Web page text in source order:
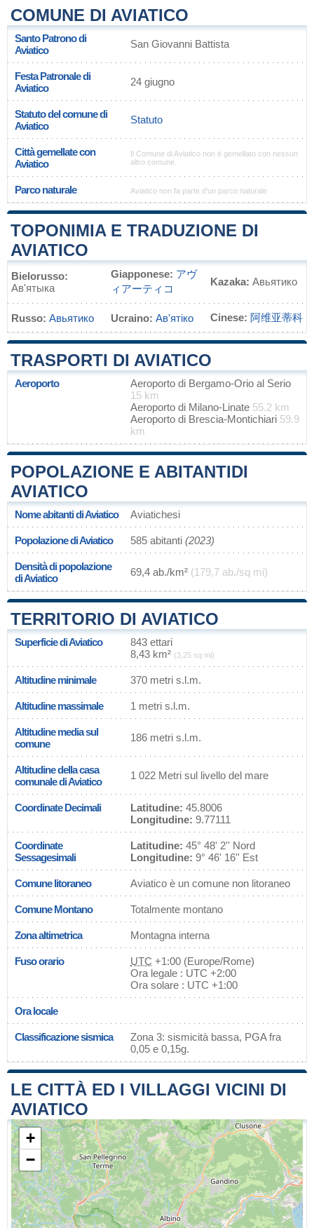
COMUNE DI AVIATICO
Santo Patrono di
Aviatico
San Giovanni Battista
Festa Patronale di
Aviatico
24 giugno
Statuto del comune di
Aviatico
Statuto
Città gemellate con
Aviatico
Il Comune di Aviatico non è gemellato con nessun
altro comune.
Parco naturale Aviatico non fa parte d'un parco naturale
TOPONIMIA E TRADUZIONE DI
AVIATICO
Bielorusso:
Ав'ятыка
Giapponese: アヴ
ィアーティコ
Kazaka: Авьятико
Russo: Авьятико Ucraino: Ав'ятіко Cinese: 阿维亚蒂科
TRASPORTI DI AVIATICO
Aeroporto
Aeroporto di Bergamo-Orio al Serio
15 km
Aeroporto di Milano-Linate 55.2 km
Aeroporto di Brescia-Montichiari 59.9
km
POPOLAZIONE E ABITANTIDI
AVIATICO
Nome abitanti di Aviatico Aviatichesi
Popolazione di Aviatico 585 abitanti (2023)
Densità di popolazione
di Aviatico
69,4 ab./km² (179,7 ab./sq mi)
TERRITORIO DI AVIATICO
Superficie di Aviatico
843 ettari
8,43 km² (3,25 sq mi)
Altitudine minimale 370 metri s.l.m.
Altitudine massimale 1 metri s.l.m.
Altitudine media sul
comune
186 metri s.l.m.
Altitudine della casa
comunale di Aviatico
1 022 Metri sul livello del mare
Coordinate Decimali Latitudine: 45.8006
Longitudine: 9.77111
Coordinate
Sessagesimali
Latitudine: 45° 48' 2'' Nord
Longitudine: 9° 46' 16'' Est
Comune litoraneo Aviatico è un comune non litoraneo
Comune Montano Totalmente montano
Zona altimetrica Montagna interna
Fuso orario UTC +1:00 (Europe/Rome)
Ora legale : UTC +2:00
Ora solare : UTC +1:00
Ora locale
Classificazione sismica
Zona 3: sismicità bassa, PGA fra
0,05 e 0,15g.
LE CITTÀ ED I VILLAGGI VICINI DI
AVIATICO
+
−